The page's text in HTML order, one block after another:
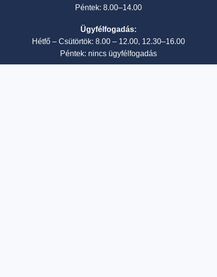
Péntek: 8.00–14.00
Ügyfélfogadás:
Hétfő – Csütörtök: 8.00 – 12.00, 12.30–16.00
Péntek: nincs ügyfélfogadás